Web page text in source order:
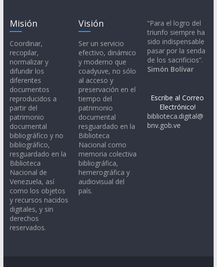
Misión
Coordinar,
recopilar,
normalizar y
difundir los
diferentes
documentos
reproducidos a
partir del
patrimonio
documental
bibliográfico y no
bibliográfico,
resguardado en la
Biblioteca
Nacional de
Venezuela, así
como los objetos
y recursos nacidos
digitales, y sin
derechos
reservados.
Visión
Ser un servicio
efectivo, dinámico
y moderno que
coadyuve, no sólo
al acceso y
preservación en el
tiempo del
patrimonio
documental
resguardado en la
Biblioteca
Nacional como
memoria colectiva
bibliográfica,
hemerográfica y
audiovisual del
país.
“Para el logro del
triunfo siempre ha
sido indispensable
pasar por la senda
de los sacrificios”.
Simón Bolívar
Escribe al Correo
Electrónico!
biblioteca.digital@
bnv.gob.ve